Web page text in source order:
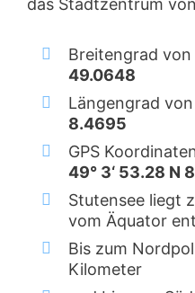
das Stadtzentrum
Breitengrad von
49.0648
Längengrad
8.4695
GPS
49° 3‘ 53.28 N
Stutensee liegt
vom Äquator
Bis zum
Kilometer